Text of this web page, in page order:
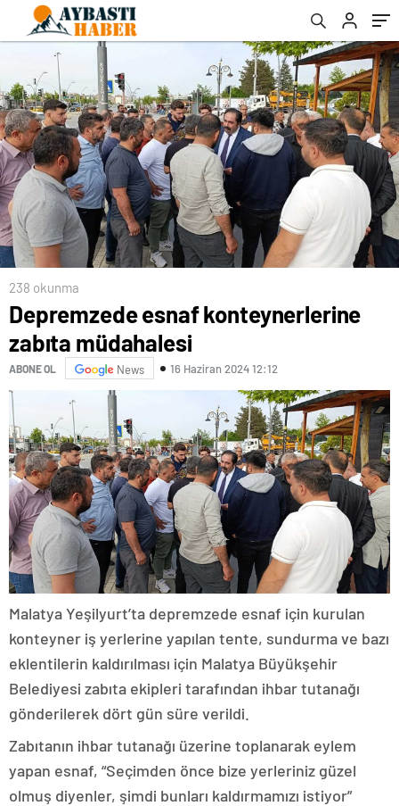
238 okunma
Depremzede esnaf konteynerlerine
zabıta müdahalesi
ABONE OL News 16 Haziran 2024 12:12
Malatya Yeşilyurt’ta depremzede esnaf için kurulan
konteyner iş yerlerine yapılan tente, sundurma ve bazı
eklentilerin kaldırılması için Malatya Büyükşehir
Belediyesi zabıta ekipleri tarafından ihbar tutanağı
gönderilerek dört gün süre verildi.
Zabıtanın ihbar tutanağı üzerine toplanarak eylem
yapan esnaf, “Seçimden önce bize yerleriniz güzel
olmuş diyenler, şimdi bunları kaldırmamızı istiyor”